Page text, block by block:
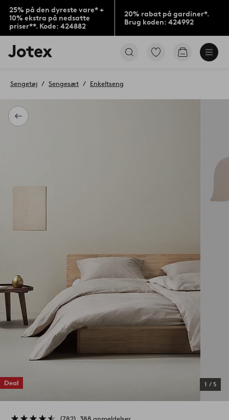
25% på den dyreste vare* +
10% ekstra på nedsatte
priser**. Kode: 424882
20% rabat på gardiner*.
Brug koden: 424992
Jotex
logo
til
Gå
Gå
Tilbage
Sengetøj Sengesæt Enkeltseng
Deal 1 / 5